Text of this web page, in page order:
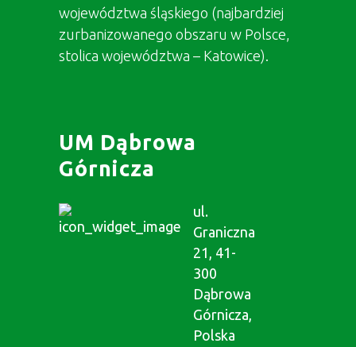
województwa śląskiego (najbardziej
zurbanizowanego obszaru w Polsce,
stolica województwa – Katowice).
UM Dąbrowa
Górnicza
ul.
Graniczna
21, 41-
300
Dąbrowa
Górnicza,
Polska